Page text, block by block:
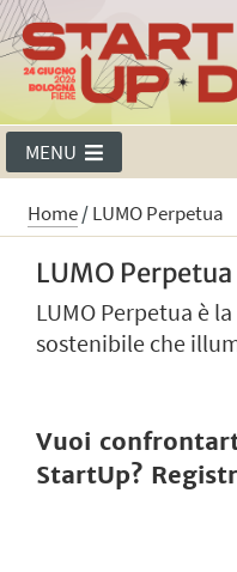
MENU
Home/LUMO Perpetua
LUMO Perpetua
LUMO Perpetua è
sostenibile che
Vuoi
StartUp?